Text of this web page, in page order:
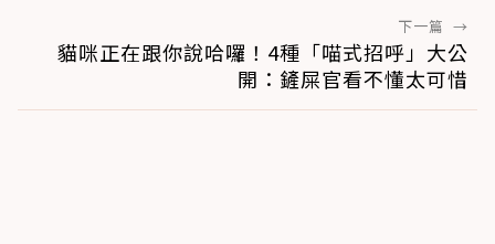
下一篇 →
貓咪正在跟你說哈囉！4種「喵式招呼」大公
開：鏟屎官看不懂太可惜